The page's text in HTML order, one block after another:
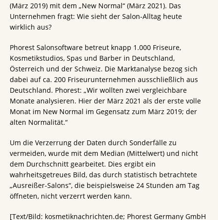
(März 2019) mit dem „New Normal“ (März 2021). Das
Unternehmen fragt: Wie sieht der Salon-Alltag heute
wirklich aus?
Phorest Salonsoftware betreut knapp 1.000 Friseure,
Kosmetikstudios, Spas und Barber in Deutschland,
Österreich und der Schweiz. Die Marktanalyse bezog sich
dabei auf ca. 200 Friseurunternehmen ausschließlich aus
Deutschland. Phorest: „Wir wollten zwei vergleichbare
Monate analysieren. Hier der März 2021 als der erste volle
Monat im New Normal im Gegensatz zum März 2019; der
alten Normalität.“
Um die Verzerrung der Daten durch Sonderfälle zu
vermeiden, wurde mit dem Median (Mittelwert) und nicht
dem Durchschnitt gearbeitet. Dies ergibt ein
wahrheitsgetreues Bild, das durch statistisch betrachtete
„Ausreißer-Salons“, die beispielsweise 24 Stunden am Tag
öffneten, nicht verzerrt werden kann.
[Text/Bild: kosmetiknachrichten.de; Phorest Germany GmbH